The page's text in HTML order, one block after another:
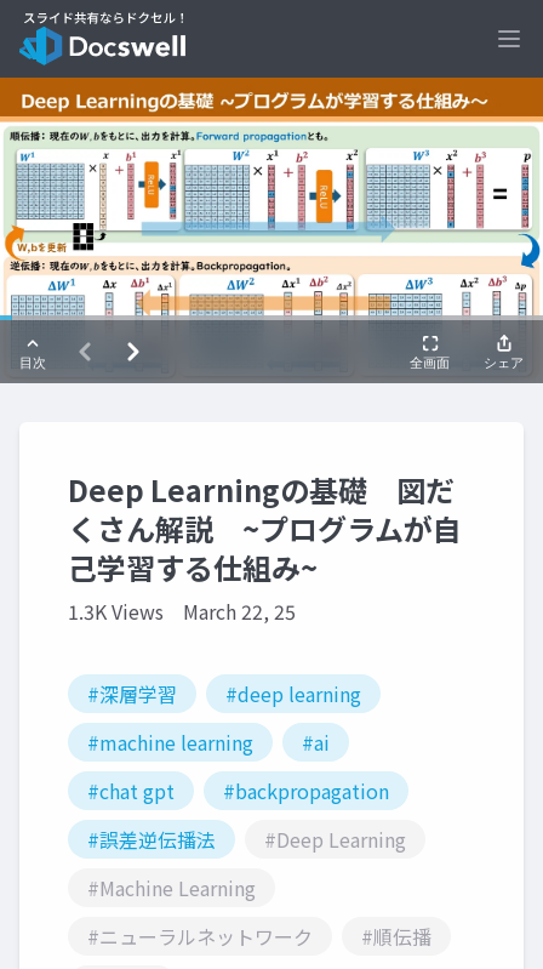
Deep Learningの基礎 図だ
くさん解説 ~プログラムが自
己学習する仕組み~
1.3K Views March 22, 25
#深層学習
#deep learning
#machine learning
#ai
#chat gpt
#backpropagation
#誤差逆伝播法
#Deep Learning
#Machine Learning
#ニューラルネットワーク
#順伝播